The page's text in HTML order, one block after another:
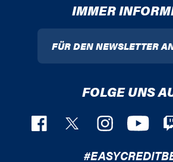
IMMER
FÜR DEN NEWSLETTER
FOLGE UNS